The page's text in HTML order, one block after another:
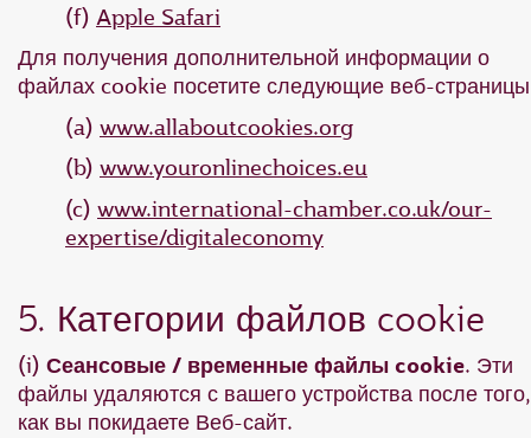
(f) Apple Safari
Для получения дополнительной информации о
файлах cookie посетите следующие веб-
(a) www.allaboutcookies.org
(b) www.youronlinechoices.eu
(c) www.international-chamber.co.uk/our-
expertise/digitaleconomy
5. Категории файлов cookie
(i) Сеансовые / временные файлы cookie. Эти
файлы удаляются с вашего устройства после того,
как вы покидаете Веб-сайт.